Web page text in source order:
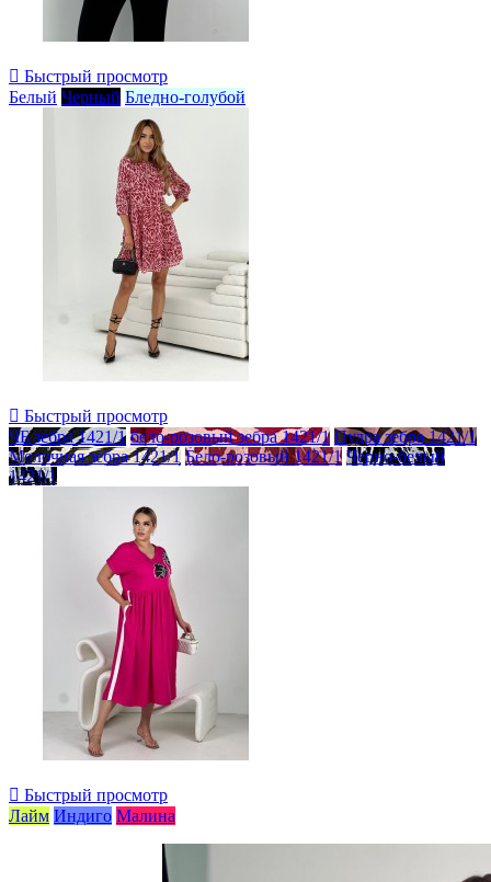
 Быстрый просмотр
Белый Черный Бледно-голубой
 Быстрый просмотр
ЧБ зебра 1421/1 бело-розовый зебра 1421/1 Пудра зебра 1421/1
Молочная зебра 1421/1 Бело-розовый 1421/1 Черно-белый
1421/1
 Быстрый просмотр
Лайм Индиго Малина